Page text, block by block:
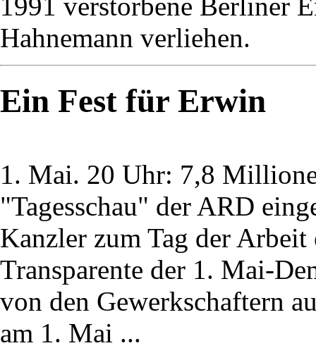
1991 verstorbene Berliner
Hahnemann verliehen.
Ein Fest für Erwin
1. Mai. 20 Uhr: 7,8
"Tagesschau" der ARD
Kanzler zum Tag der Arbeit
Transparente der 1. Mai-
von den Gewerkschaftern
am 1. Mai ...